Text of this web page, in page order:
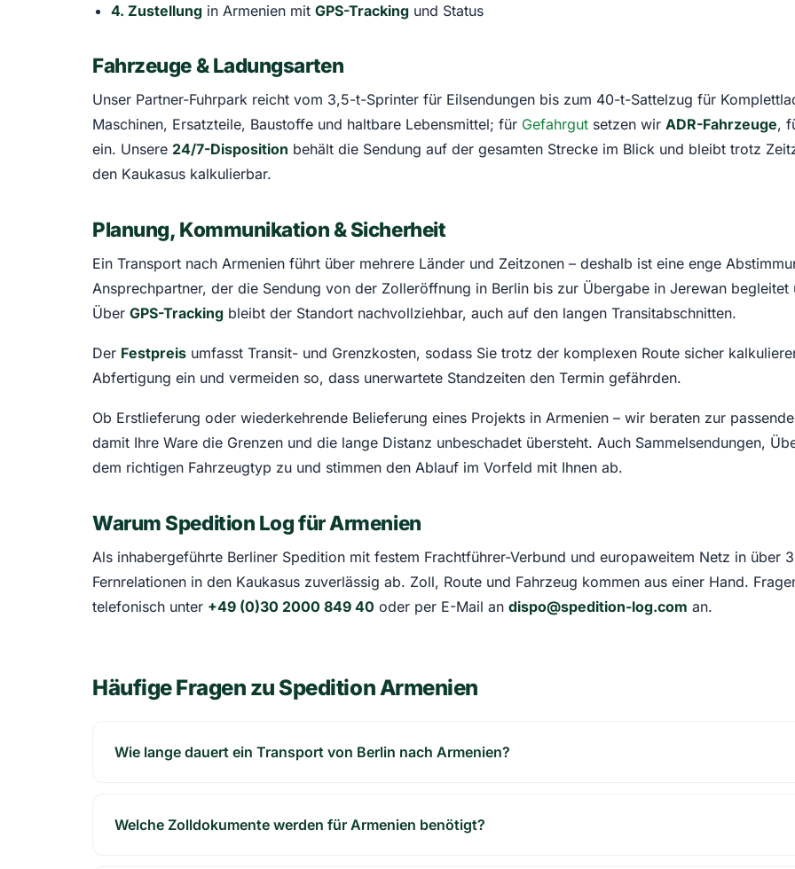
4. Zustellungin Armenien mit GPS-Trackingund Status
Fahrzeuge & Ladungsarten
Unser Partner-Fuhrpark reicht vom 3,5-t-Sprinter für Eilsendungen bis zum 40-t-Sattelzug für
Maschinen, Ersatzteile, Baustoffe und haltbare Lebensmittel; für Gefahrgut setzen wir ADR-Fahrzeuge,
ein. Unsere 24/7-Disposition behält die Sendung auf der gesamten Strecke im Blick und bleibt trotz
den Kaukasus kalkulierbar.
Planung, Kommunikation & Sicherheit
Ein Transport nach Armenien führt über mehrere Länder und Zeitzonen – deshalb ist eine enge
Ansprechpartner, der die Sendung von der Zolleröffnung in Berlin bis zur Übergabe in Jerewan
Über GPS-Tracking bleibt der Standort nachvollziehbar, auch auf den langen Transitabschnitten.
Der Festpreis umfasst Transit- und Grenzkosten, sodass Sie trotz der komplexen Route sicher
Abfertigung ein und vermeiden so, dass unerwartete Standzeiten den Termin gefährden.
Ob Erstlieferung oder wiederkehrende Belieferung eines Projekts in Armenien – wir beraten zur
damit Ihre Ware die Grenzen und die lange Distanz unbeschadet übersteht. Auch Sammelsendungen,
dem richtigen Fahrzeugtyp zu und stimmen den Ablauf im Vorfeld mit Ihnen ab.
Warum Spedition Log für Armenien
Als inhabergeführte Berliner Spedition mit festem Frachtführer-Verbund und europaweitem Netz in über
Fernrelationen in den Kaukasus zuverlässig ab. Zoll, Route und Fahrzeug kommen aus einer Hand.
telefonisch unter +49 (0)30 2000 849 40 oder per E-Mail an dispo@spedition-log.com an.
Häufige Fragen zu Spedition Armenien
Wie lange dauert ein Transport von Berlin nach Armenien?
Welche Zolldokumente werden für Armenien benötigt?